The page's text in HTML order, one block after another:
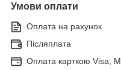
Умови оплати
Оплата на рахунок
Післяплата
Оплата карткою Visa,